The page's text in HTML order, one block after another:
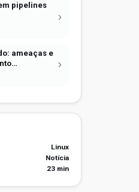
pipelines
ameaças e
Linux
Notícia
23 min